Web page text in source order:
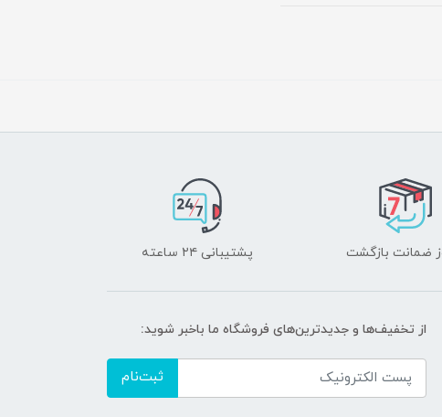
پشتیبانی ۲۴ ساعته
از تخفیف‌ها و جدیدترین‌های فروشگاه ما باخبر شوید:
ثبت‌نام